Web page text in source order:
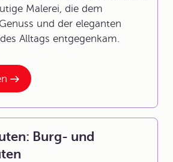
Malerei, die dem
und der eleganten
Alltags entgegenkam.
Burg- und